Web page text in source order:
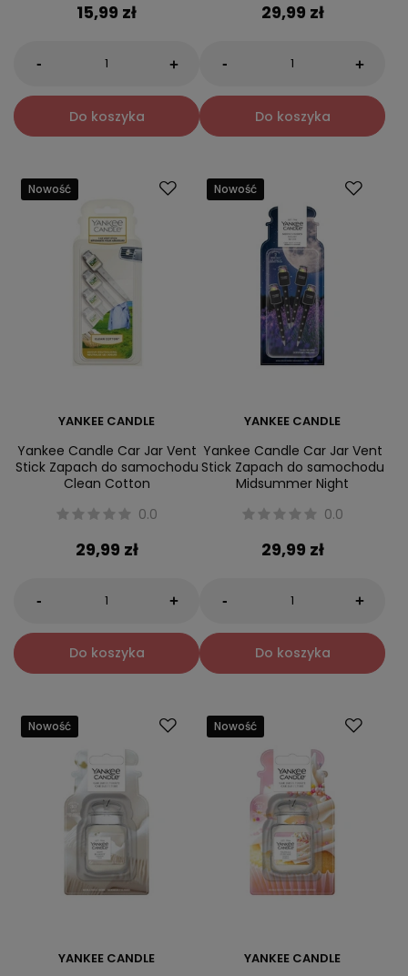
15,99 zł
- +
Do koszyka
29,99 zł
- +
Do koszyka
Nowość
YANKEE CANDLE
Yankee Candle Car Jar Vent
Stick Zapach do samochodu
Clean Cotton
0.0
29,99 zł
- +
Do koszyka
Nowość
YANKEE CANDLE
Yankee Candle Car Jar Vent
Stick Zapach do samochodu
Midsummer Night
0.0
29,99 zł
- +
Do koszyka
Nowość
YANKEE CANDLE
Nowość
YANKEE CANDLE